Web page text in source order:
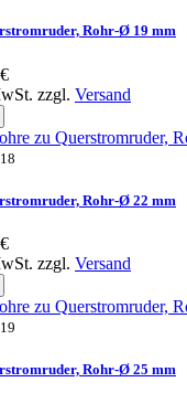
Rohr-Ø 19 mm
zzgl. Versand
Rohr-Ø 22 mm
zzgl. Versand
Rohr-Ø 25 mm